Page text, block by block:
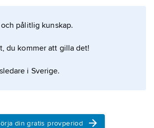
nära nog enartsbestånd.
om artikeln
pålitlig kunskap.
du kommer att gilla det!
i Sverige.
din gratis provperiod